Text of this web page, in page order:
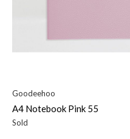
Goodeehoo
A4 Notebook Pink 55
Sold